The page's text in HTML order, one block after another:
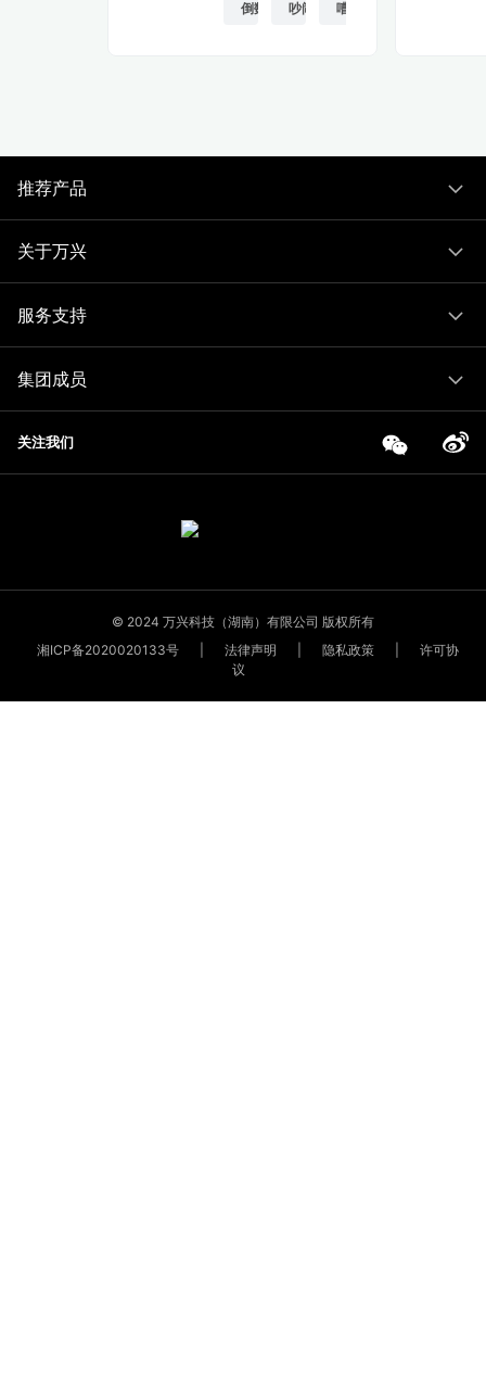
倒数 吵闹的人嘈杂的
推荐产品
关于万兴
服务支持
集团成员
关注我们
© 2024 万兴科技（湖南）有限公司 版权所有
湘ICP备2020020133号
法律声明 隐私政策
许可协
议